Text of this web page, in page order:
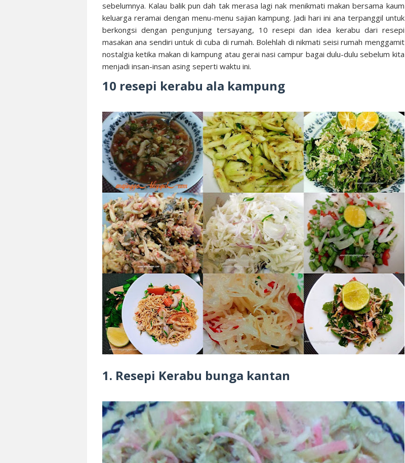
sebelumnya. Kalau balik pun dah tak merasa lagi nak menikmati makan bersama kaum
keluarga reramai dengan menu-menu sajian kampung. Jadi hari ini ana terpanggil untuk
berkongsi dengan pengunjung tersayang, 10 resepi dan idea kerabu dari resepi
masakan ana sendiri untuk di cuba di rumah. Bolehlah di nikmati seisi rumah menggamit
nostalgia ketika makan di kampung atau gerai nasi campur bagai dulu-dulu sebelum kita
menjadi insan-insan asing seperti waktu ini.
10 resepi kerabu ala kampung
1. Resepi Kerabu bunga kantan